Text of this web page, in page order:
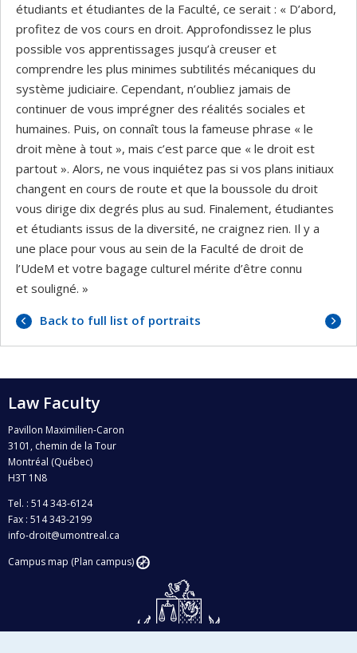
étudiants et étudiantes de la Faculté, ce serait : « D’abord,
profitez de vos cours en droit. Approfondissez le plus
possible vos apprentissages jusqu’à creuser et
comprendre les plus minimes subtilités mécaniques du
système judiciaire. Cependant, n’oubliez jamais de
continuer de vous imprégner des réalités sociales et
humaines. Puis, on connaît tous la fameuse phrase « le
droit mène à tout », mais c’est parce que « le droit est
partout ». Alors, ne vous inquiétez pas si vos plans initiaux
changent en cours de route et que la boussole du droit
vous dirige dix degrés plus au sud. Finalement, étudiantes
et étudiants issus de la diversité, ne craignez rien. Il y a
une place pour vous au sein de la Faculté de droit de
l’UdeM et votre bagage culturel mérite d’être connu
et souligné. »
Back to full list of portraits
Next
Law Faculty
Pavillon Maximilien-Caron
3101, chemin de la Tour
Montréal (Québec)
H3T 1N8
Tel. : 514 343-6124
Fax : 514 343-2199
info-droit@umontreal.ca
Campus map (Plan campus)